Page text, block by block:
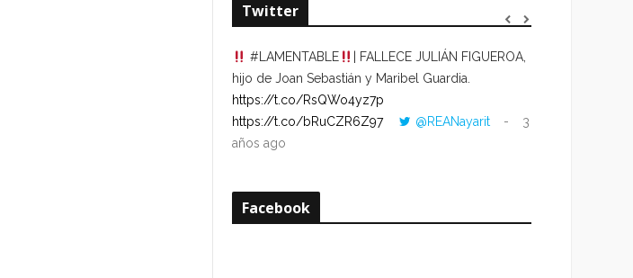
Twitter
#LAMENTABLE
| FALLECE JULIÁN FIGUEROA,
hijo de Joan Sebastián y Maribel Guardia.
https://t.co/RsQWo4yz7p
https://t.co/bRuCZR6Z97
@REANayarit
3
años ago
Facebook